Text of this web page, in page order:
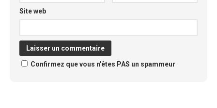
Site web
Confirmez que vous n'êtes PAS un spammeur